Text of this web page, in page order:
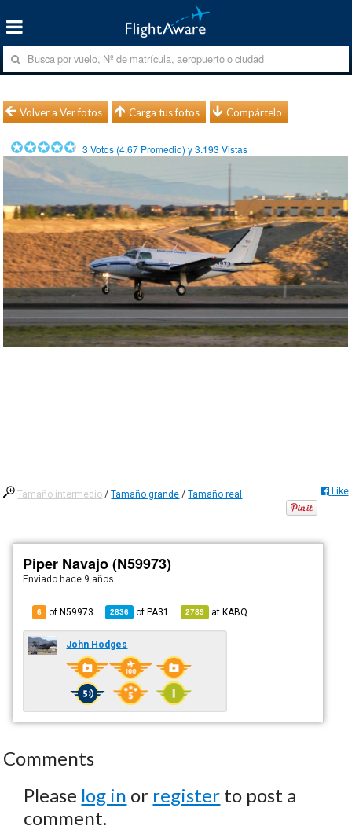
Volver a Ver fotos Carga tus fotos Compártelo
3 Votos (4.67 Promedio) y3.193 Vistas
Tamaño intermedio /Tamaño grande /Tamaño real Like
Piper Navajo (N59973)
Enviado hace 9 años
6 of N59973 2836 ofPA31 2789 atKABQ
John Hodges
Comments
Please log in or register to post a
comment.